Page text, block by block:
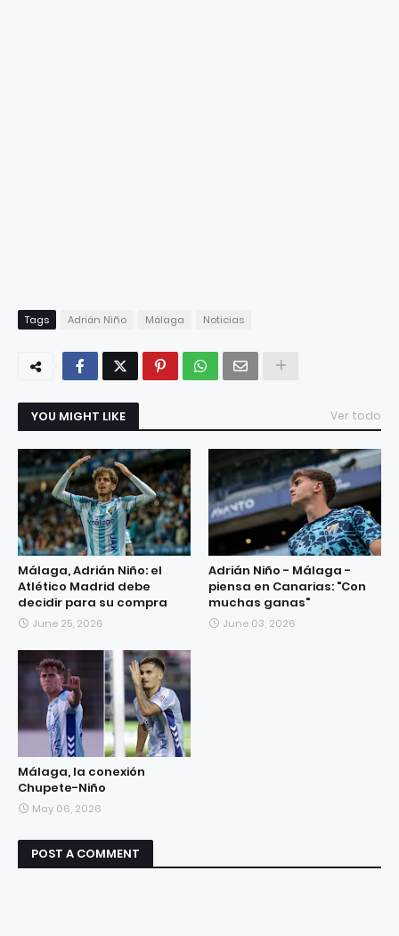
Tags Adrián Niño Málaga Noticias
YOU MIGHT LIKE Ver todo
Málaga, Adrián Niño: el
Atlético Madrid debe
decidir para su compra
June 25, 2026
Adrián Niño - Málaga -
piensa en Canarias: "Con
muchas ganas"
June 03, 2026
Málaga, la conexión
Chupete-Niño
May 06, 2026
POST A COMMENT